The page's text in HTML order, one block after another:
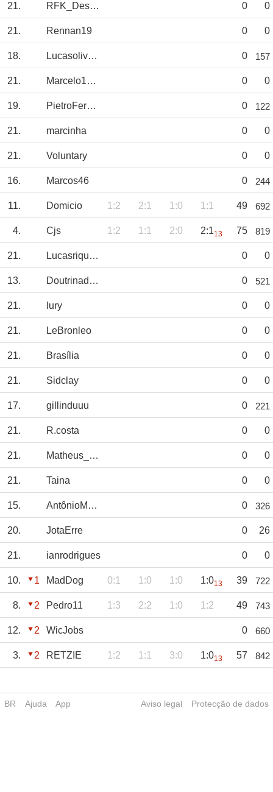
21. RFK_Design 0 0
21. Rennan19 0 0
18. Lucasoliveirado 0 157
21. Marcelo1667 0 0
19. PietroFernando 0 122
21. marcinha 0 0
21. Voluntary 0 0
16. Marcos46 0 244
11. Domicio 1:2 2:1 1:0 1:1 49 692
4. Cjs 1:2 1:1 2:0 2:113 75 819
21. Lucasrique17 0 0
13. DoutrinadorBKB 0 521
21. Iury 0 0
21. LeBronleo 0 0
21. Brasília 0 0
21. Sidclay 0 0
17. gillinduuu 0 221
21. R.costa 0 0
21. Matheus_Porks 0 0
21. Taina 0 0
15. AntônioMachado7 0 326
20. JotaErre 0 26
21. ianrodrigues 0 0
10. 1 MadDog 0:1 1:0 1:0 1:013 39 722
8. 2 Pedro11 1:3 2:2 1:0 1:2 49 743
12. 2 WicJobs 0 660
3. 2 RETZIE 1:2 1:1 3:0 1:013 57 842
BR Ajuda App Aviso legal Protecção de dados